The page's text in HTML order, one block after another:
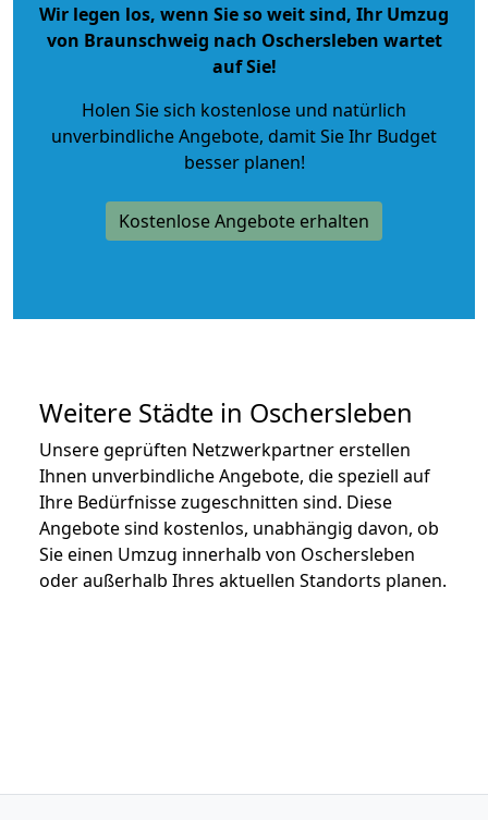
Wir legen los, wenn Sie so weit sind, Ihr Umzug
von Braunschweig nach Oschersleben wartet
auf Sie!
Holen Sie sich kostenlose und natürlich
unverbindliche Angebote, damit Sie Ihr Budget
besser planen!
Kostenlose Angebote erhalten
Weitere Städte in Oschersleben
Unsere geprüften Netzwerkpartner erstellen
Ihnen unverbindliche Angebote, die speziell auf
Ihre Bedürfnisse zugeschnitten sind. Diese
Angebote sind kostenlos, unabhängig davon, ob
Sie einen Umzug innerhalb von Oschersleben
oder außerhalb Ihres aktuellen Standorts planen.